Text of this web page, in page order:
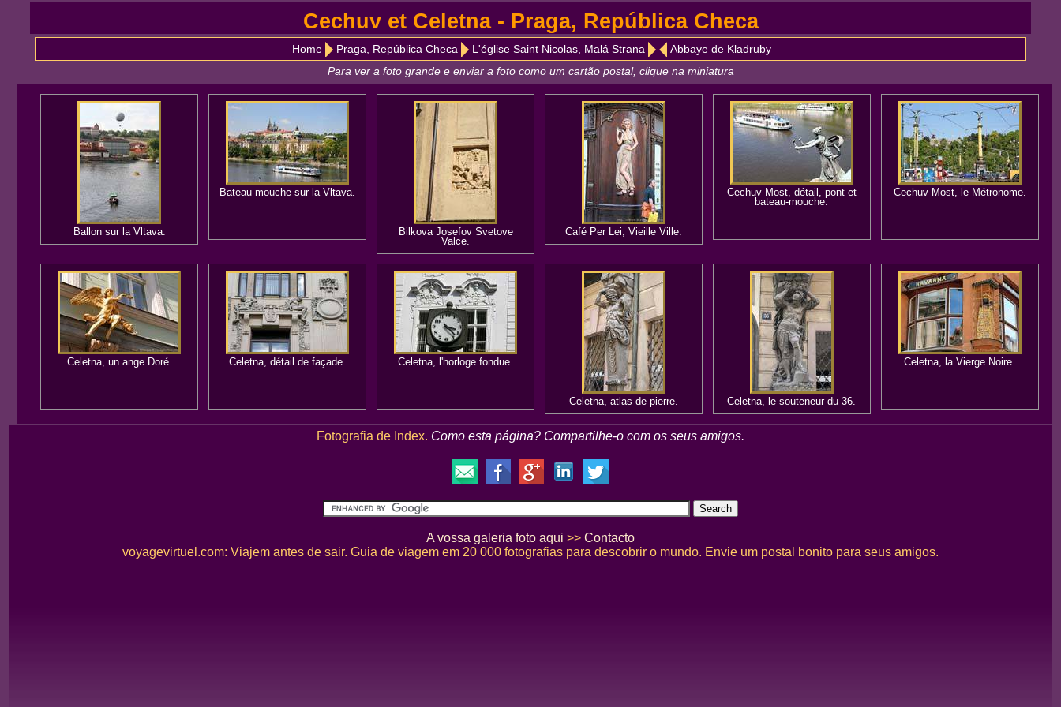
Cechuv et Celetna - Praga, República Checa
Home Praga, República Checa L'église Saint Nicolas, Malá Strana
Abbaye de Kladruby
Para ver a foto grande e enviar a foto como um cartão postal, clique na miniatura
Ballon sur la Vltava.
Bateau-mouche sur la Vltava.
Bilkova Josefov Svetove
Valce.
Café Per Lei, Vieille Ville.
Cechuv Most, détail, pont et
bateau-mouche.
Cechuv Most, le Métronome.
Celetna, un ange Doré. Celetna, détail de façade. Celetna, l'horloge fondue.
Celetna, atlas de pierre. Celetna, le souteneur du 36.
Celetna, la Vierge Noire.
Fotografia de Index. Como esta página? Compartilhe-o com os seus amigos.
A vossa galeria foto aqui >> Contacto
voyagevirtuel.com: Viajem antes de sair. Guia de viagem em 20 000 fotografias para descobrir o mundo. Envie um postal bonito para seus amigos.